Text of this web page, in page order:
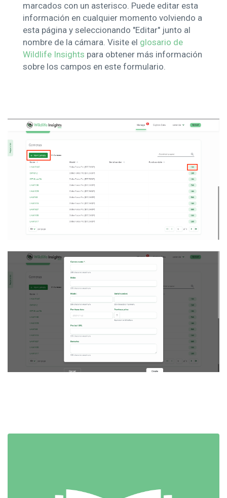
marcados con un asterisco. Puede editar esta
información en cualquier momento volviendo a
esta página y seleccionando "Editar" junto al
nombre de la cámara. Visite el glosario de
Wildlife Insights para obtener más información
sobre los campos en este formulario.